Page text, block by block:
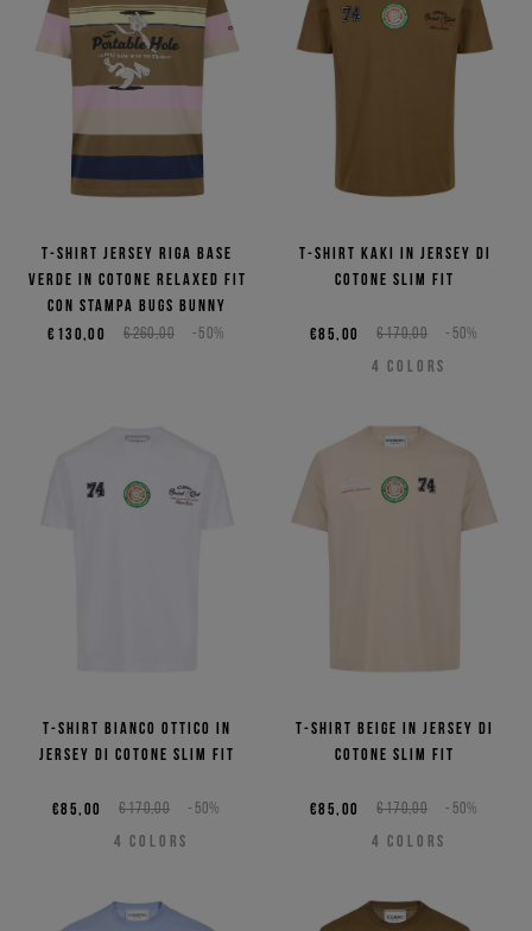
T-shirt jersey riga base
verde in cotone relaxed fit
con stampa Bugs Bunny
€260,00 -50%
€130,00
T-shirt kaki in jersey di
cotone slim fit
€170,00 -50%
€85,00
4 COLORS
T-shirt bianco ottico in
jersey di cotone slim fit
€170,00 -50%
€85,00
4 COLORS
T-shirt beige in jersey di
cotone slim fit
€170,00 -50%
€85,00
4 COLORS